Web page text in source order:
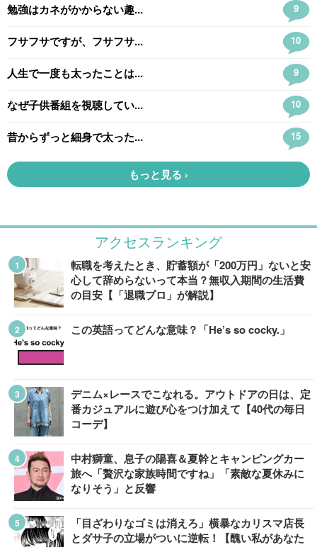
アクセスランキング
転職を考えたとき、貯蓄額が「200万円」ないと安
心して辞めらないって本当？無収入期間の生活費
の目安【「退職プロ」が解説】
この英語ってどんな意味？「He’s so cocky.」
デニム×レースでこなれる。アウトドアの日は、定
番カジュアルに遊び心をつけ加えて【40代の毎日
コーデ】
中村獅童、息子の陽喜＆夏幹とキャンピングカー
旅へ「贅沢な家族時間ですね」「素敵な夏休みに
なりそう」と反響
「目ざわりなゴミは消えろ」横暴なカリスマ店長
とダサ子の立場がついに逆転！【醜い私があなた